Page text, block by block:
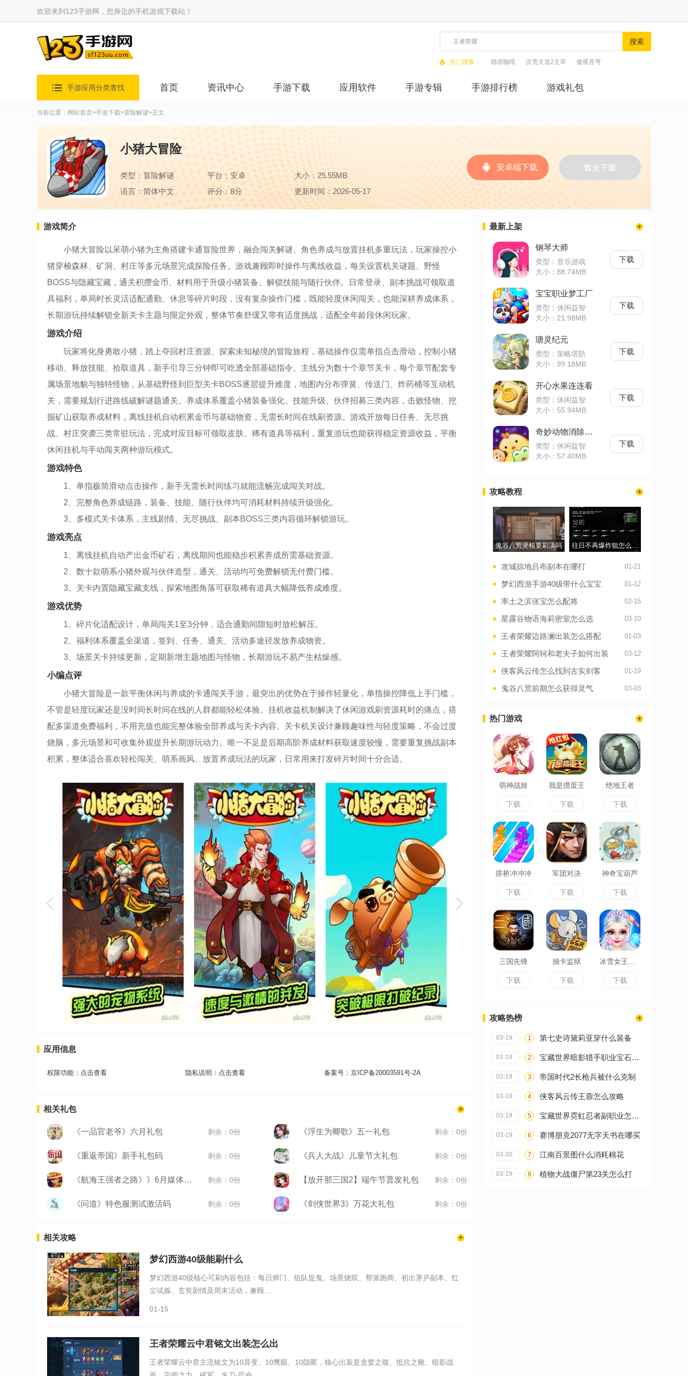
欢迎来到123手游网，您身边的手机游戏下载站！
搜索
热门搜索： 猫语咖啡 洪荒天道2主宰 傲视苍穹
手游应用分类查找 首页 资讯中心 手游下载 应用软件 手游专辑 手游排行榜 游戏礼包
当前位置： 网站首页>手游下载>冒险解谜>正文
小猪大冒险
类型：冒险解谜 平台：安卓
大小：25.55MB
语言：简体中文
评分：8分 更新时间：2026-05-17
安卓端下载
游戏简介
小猪大冒险以呆萌小猪为主角搭建卡通冒险世界，融合闯关解谜、角色养成与放置挂机多重玩法，玩家操控小
猪穿梭森林、矿洞、村庄等多元场景完成探险任务。游戏兼顾即时操作与离线收益，每关设置机关谜题、野怪
BOSS与隐藏宝藏，通关积攒金币、材料用于升级小猪装备、解锁技能与随行伙伴。日常登录、副本挑战可领取道
具福利，单局时长灵活适配通勤、休息等碎片时段，没有复杂操作门槛，既能轻度休闲闯关，也能深耕养成体系，
长期游玩持续解锁全新关卡主题与限定外观，整体节奏舒缓又带有适度挑战，适配全年龄段休闲玩家。
游戏介绍
玩家将化身勇敢小猪，踏上夺回村庄资源、探索未知秘境的冒险旅程，基础操作仅需单指点击滑动，控制小猪
移动、释放技能、拾取道具，新手引导三分钟即可吃透全部基础指令。主线分为数十个章节关卡，每个章节配套专
属场景地貌与独特怪物，从基础野怪到巨型关卡BOSS逐层提升难度，地图内分布弹簧、传送门、炸药桶等互动机
关，需要规划行进路线破解谜题通关。养成体系覆盖小猪装备强化、技能升级、伙伴招募三类内容，击败怪物、挖
掘矿山获取养成材料，离线挂机自动积累金币与基础物资，无需长时间在线刷资源。游戏开放每日任务、无尽挑
战、村庄突袭三类常驻玩法，完成对应目标可领取皮肤、稀有道具等福利，重复游玩也能获得稳定资源收益，平衡
休闲挂机与手动闯关两种游玩模式。
游戏特色
1、单指极简滑动点击操作，新手无需长时间练习就能流畅完成闯关对战。
2、完整角色养成链路，装备、技能、随行伙伴均可消耗材料持续升级强化。
3、多模式关卡体系，主线剧情、无尽挑战、副本BOSS三类内容循环解锁游玩。
游戏亮点
1、离线挂机自动产出金币矿石，离线期间也能稳步积累养成所需基础资源。
2、数十款萌系小猪外观与伙伴造型，通关、活动均可免费解锁无付费门槛。
3、关卡内置隐藏宝藏支线，探索地图角落可获取稀有道具大幅降低养成难度。
游戏优势
1、碎片化适配设计，单局闯关1至3分钟，适合通勤间隙短时放松解压。
2、福利体系覆盖全渠道，签到、任务、通关、活动多途径发放养成物资。
3、场景关卡持续更新，定期新增主题地图与怪物，长期游玩不易产生枯燥感。
小编点评
小猪大冒险是一款平衡休闲与养成的卡通闯关手游，最突出的优势在于操作轻量化，单指操控降低上手门槛，
不管是轻度玩家还是没时间长时间在线的人群都能轻松体验。挂机收益机制解决了休闲游戏刷资源耗时的痛点，搭
配多渠道免费福利，不用充值也能完整体验全部养成与关卡内容。关卡机关设计兼顾趣味性与轻度策略，不会过度
烧脑，多元场景和可收集外观提升长期游玩动力。唯一不足是后期高阶养成材料获取速度较慢，需要重复挑战副本
积累，整体适合喜欢轻松闯关、萌系画风、放置养成玩法的玩家，日常用来打发碎片时间十分合适。
应用信息
权限功能： 点击查看 隐私说明： 点击查看 备案号： 京ICP备20003591号-2A
相关礼包
《一品官老爷》六月礼包 剩余：0份 《浮生为卿歌》五一礼包 剩余：0份
《重返帝国》新手礼包码 剩余：0份 《兵人大战》儿童节大礼包 剩余：0份
《航海王强者之路》》6月媒体礼包 剩余：0份 【放开那三国2】端午节普发礼包 剩余：0份
《问道》特色服测试激活码 剩余：0份 《剑侠世界3》万花大礼包 剩余：0份
相关攻略
梦幻西游40级能刷什么
梦幻西游40级核心可刷内容包括：每日师门、组队捉鬼、场景烧双、帮派跑商、初出茅庐副本、红
尘试炼、玄奘剧情及周末活动，兼顾...
01-15
王者荣耀云中君铭文出装怎么出
王者荣耀云中君主流铭文为10异变、10鹰眼、10隐匿，核心出装是贪婪之噬、抵抗之靴、暗影战
最新上架
钢琴大师
类型：音乐游戏
大小：88.74MB
下载
宝宝职业梦工厂
类型：休闲益智
大小：21.98MB
下载
瑭灵纪元
类型：策略塔防
大小：99.18MB
下载
开心水果连连看
类型：休闲益智
大小：55.94MB
下载
奇妙动物消除大作战
类型：休闲益智
大小：57.40MB
下载
攻略教程
鬼谷八荒灵根要刷满吗 往日不再爆炸狙怎么解锁
攻城掠地吕布副本在哪打 01-21
梦幻西游手游40级带什么宝宝 01-12
率土之滨张宝怎么配将 02-15
星露谷物语海莉密室怎么选 03-10
王者荣耀边路澜出装怎么搭配 01-03
王者荣耀阿轲和老夫子如何出装 03-12
侠客风云传怎么找到古实剑客 01-19
鬼谷八荒前期怎么获得灵气 03-03
热门游戏
萌神战姬
下载
我是掼蛋王
下载
绝地王者
下载
搭桥冲冲冲
下载
军团对决
下载
神奇宝葫芦
下载
三国先锋
下载
抽卡监狱
下载 下载
攻略热榜
03-19 1 第七史诗黛莉亚穿什么装备
03-19 2 宝藏世界暗影猎手职业宝石怎么搭配
03-19 3 帝国时代2长枪兵被什么克制
03-19 4 侠客风云传王蓉怎么攻略
03-19 5 宝藏世界霓虹忍者副职业怎么选
03-19 6 赛博朋克2077无字天书在哪买
03-20 7 江南百景图什么消耗棉花
03-19 8 植物大战僵尸第23关怎么打